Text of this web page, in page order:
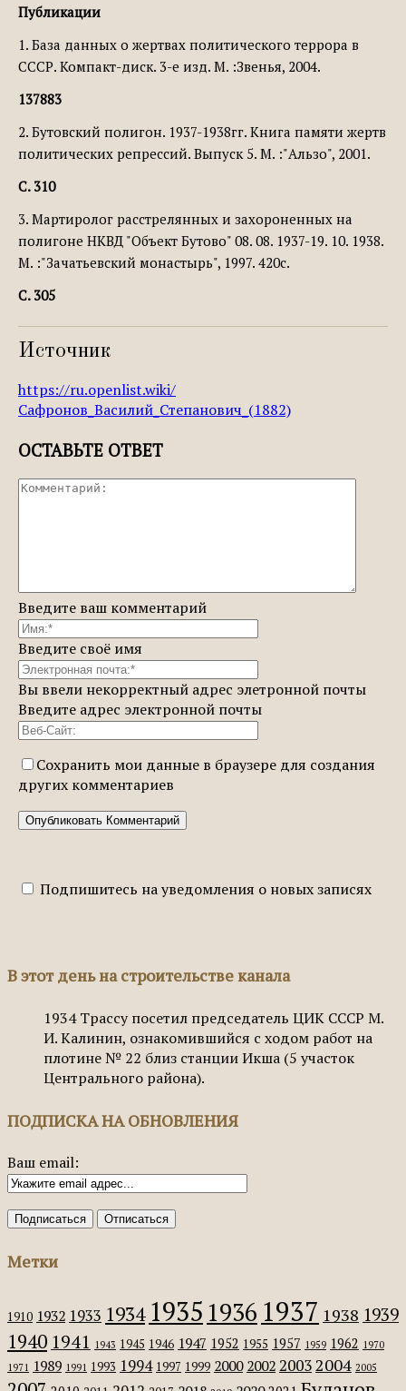
Публикации
1. База данных о жертвах политического террора в
СССР. Компакт-диск. 3-е изд. М. :Звенья, 2004.
137883
2. Бутовский полигон. 1937-1938гг. Книга памяти жертв
политических репрессий. Выпуск 5. М. :"Альзо", 2001.
С. 310
3. Мартиролог расстрелянных и захороненных на
полигоне НКВД "Объект Бутово" 08. 08. 1937-19. 10. 1938.
М. :"Зачатьевский монастырь", 1997. 420с.
С. 305
Источник
https://ru.openlist.wiki/
Сафронов_Василий_Степанович_(1882)
ОСТАВЬТЕ ОТВЕТ
Введите ваш комментарий
Введите своё имя
Вы ввели некорректный адрес элетронной почты
Введите адрес электронной почты
Сохранить мои данные в браузере для создания
других комментариев
Подпишитесь на уведомления о новых записях
В этот день на строительстве канала
1934 Трассу посетил председатель ЦИК СССР М.
И. Калинин, ознакомившийся с ходом работ на
плотине № 22 близ станции Икша (5 участок
Центрального района).
ПОДПИСКА НА ОБНОВЛЕНИЯ
Ваш email:
Метки
1910 1932 1933 1934 1935 1936 1937 1938 1939
1940 1941 1943 1945 1946 1947 1952 1955 1957 1959 1962 1970
1971 1989 1991 1993 1994 1997 1999 2000 2002 20032004 2005